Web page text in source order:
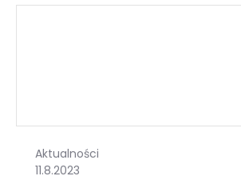
Aktualności
11.8.2023